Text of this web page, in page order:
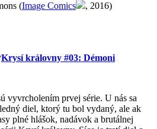
(Image Comics , 2016)
Krysí královny #03: Démoni
vyvrcholením prvej série. U nás sa
diel, ktorý tu bol vydaný, ale ak
plné hlášok, nadávok a brutálnej